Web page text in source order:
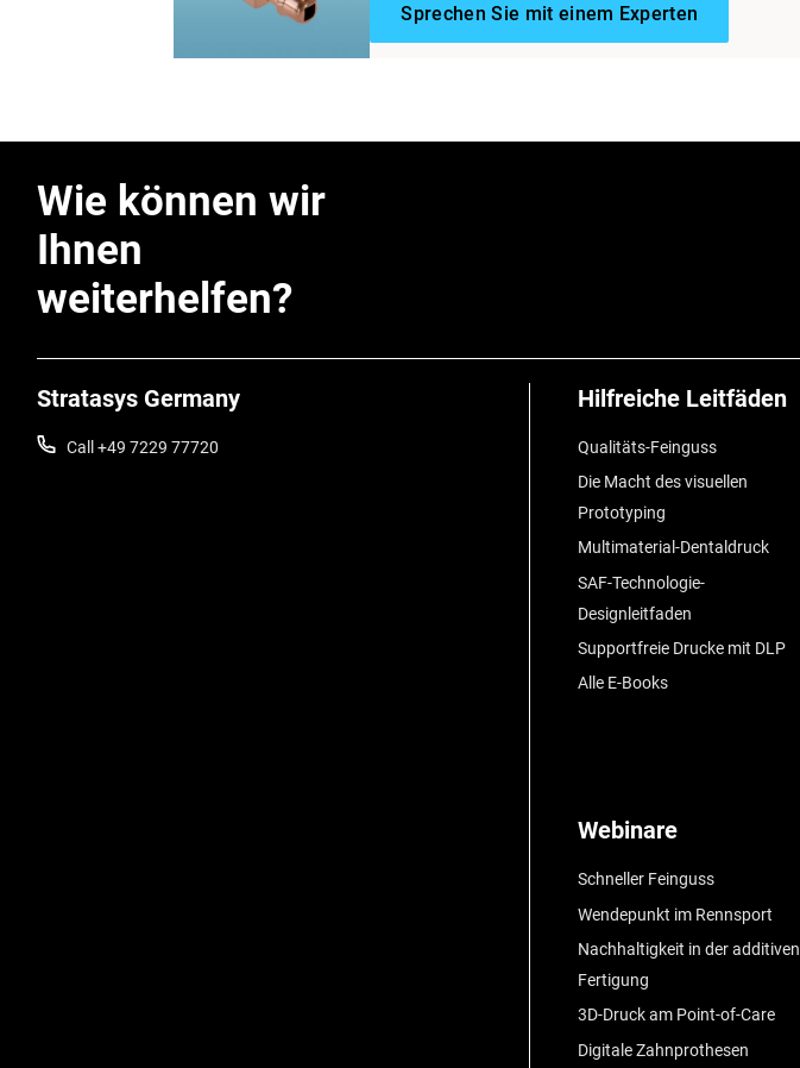
Sprechen Sie mit einem Experten
Wie können wir
Ihnen
weiterhelfen?
Stratasys Germany
Call +49 7229 77720
Hilfreiche Leitfäden
Qualitäts-Feinguss
Die Macht des visuellen
Prototyping
Multimaterial-Dentaldruck
SAF-Technologie-
Designleitfaden
Supportfreie Drucke mit DLP
Alle E-Books
Webinare
Schneller Feinguss
Wendepunkt im Rennsport
Nachhaltigkeit in der additiven
Fertigung
3D-Druck am Point-of-Care
Digitale Zahnprothesen